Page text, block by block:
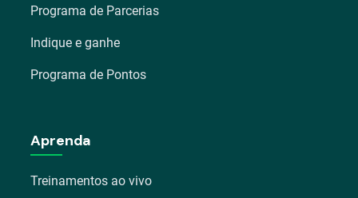
Programa de Parcerias
Indique e ganhe
Programa de Pontos
Aprenda
Treinamentos ao vivo